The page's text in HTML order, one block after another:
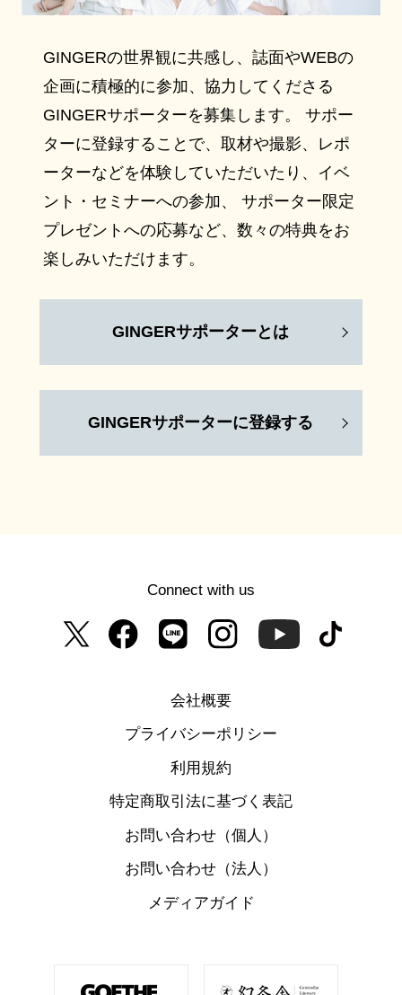
GINGERの世界観に共感し、誌面やWEBの
企画に積極的に参加、協力してくださる
GINGERサポーターを募集します。 サポー
ターに登録することで、取材や撮影、レポ
ーターなどを体験していただいたり、イベ
ント・セミナーへの参加、 サポーター限定
プレゼントへの応募など、数々の特典をお
楽しみいただけます。
GINGERサポーターとは
GINGERサポーターに登録する
Connect with us
会社概要
プライバシーポリシー
利用規約
特定商取引法に基づく表記
お問い合わせ（個人）
お問い合わせ（法人）
メディアガイド